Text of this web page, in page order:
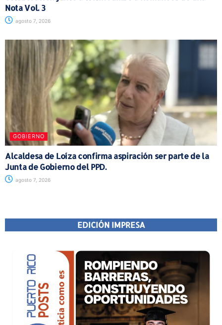
Nota Vol. 3
agosto 7, 2026
GOBIERNO
Alcaldesa de Loíza confirma aspiración ser parte de la
Junta de Gobierno del PPD.
agosto 7, 2026
EDICIÓN IMPRESA